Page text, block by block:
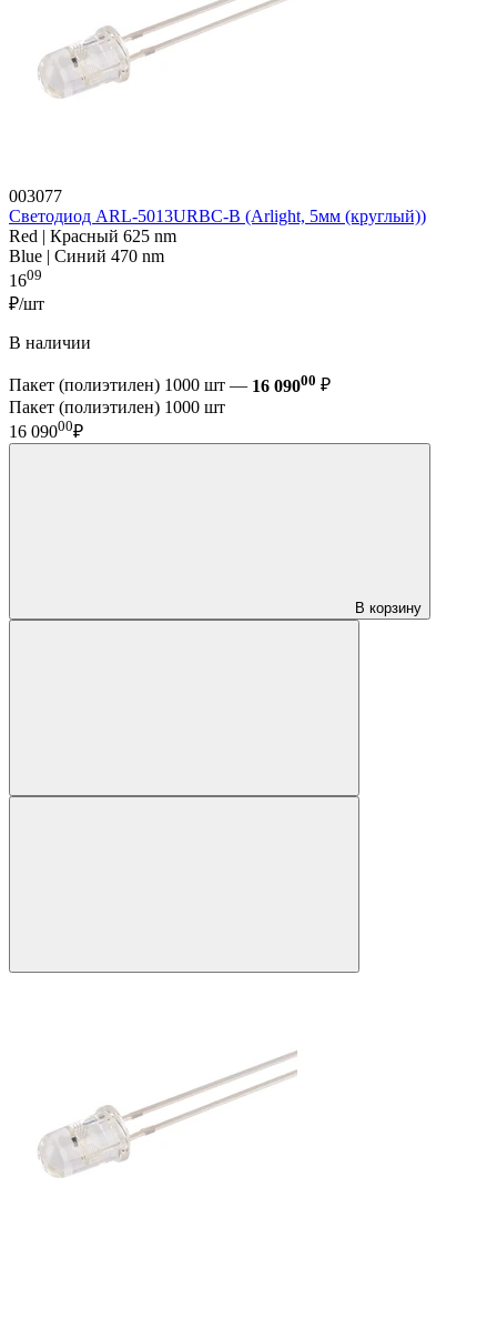
003077
Светодиод ARL-5013URBC-B (Arlight, 5мм (круглый))
Red | Красный 625 nm
Blue | Синий 470 nm
1609
₽/шт
В наличии
Пакет (полиэтилен) 1000 шт — 16 09000 ₽
Пакет (полиэтилен) 1000 шт
16 09000₽
В корзину